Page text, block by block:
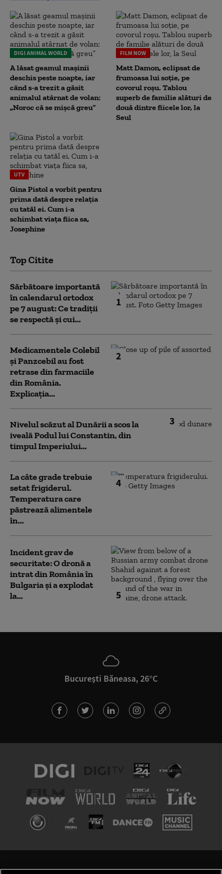
DIGI ANIMAL WORLD
A lăsat geamul mașinii
deschis peste noapte, iar
când s-a trezit a găsit
animalul atârnat de volan:
„Noroc că se mișcă greu”
FILM NOW
Matt Damon, eclipsat de
frumoasa lui soție, pe
covorul roșu. Tablou
superb de familie alături de
două dintre fiicele lor, la
Seul
UTV
Gina Pistol a vorbit pentru
prima dată despre relația
cu tatăl ei. Cum i-a
schimbat viața fiica sa,
Josephine
Top Citite
1
Sărbătoare importantă
în calendarul ortodox
pe 7 august: Ce tradiții
se respectă și cui...
2
Medicamentele Colebil
și Panzcebil au fost
retrase din farmaciile
din România.
Explicația...
3
Nivelul scăzut al Dunării a scos la
iveală Podul lui Constantin, din
timpul Imperiului...
4
La câte grade trebuie
setat frigiderul.
Temperatura care
păstrează alimentele
în...
5
Incident grav de
securitate: O dronă a
intrat din România în
Bulgaria şi a explodat
la...
București Băneasa, 26°C